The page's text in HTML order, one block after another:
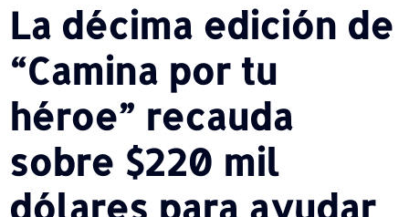
La décima edición de
“Camina por tu
héroe” recauda
sobre $220 mil
dólares para ayudar